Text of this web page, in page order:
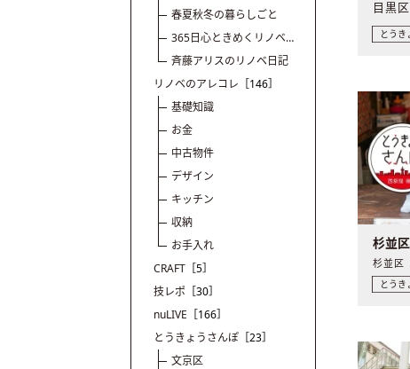
とうき
杉並
とうき
春夏秋冬の暮らしごと
365日心ときめくリノベと
暮らし
斉藤アリスのリノベ日記
リノベのアレコレ ［146］
基礎知識
お金
中古物件
デザイン
キッチン
収納
お手入れ
CRAFT ［5］
技レポ ［30］
nuLIVE ［166］
とうきょうさんぽ ［23］
文京区